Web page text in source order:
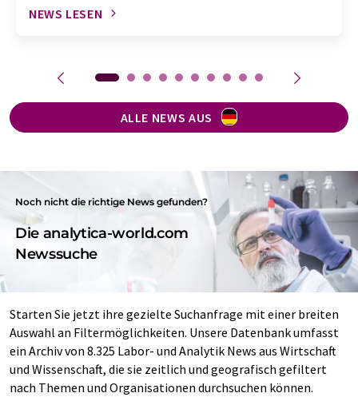
NEWS LESEN
ALLE NEWS AUS
Noch nicht die richtige News gefunden?
Die analytica-world.com
Newssuche
Starten Sie jetzt ihre gezielte Suchanfrage mit einer breiten
Auswahl an Filtermöglichkeiten. Unsere Datenbank umfasst
ein Archiv von 8.325 Labor- und Analytik News aus Wirtschaft
und Wissenschaft, die sie zeitlich und geografisch gefiltert
nach Themen und Organisationen durchsuchen können.